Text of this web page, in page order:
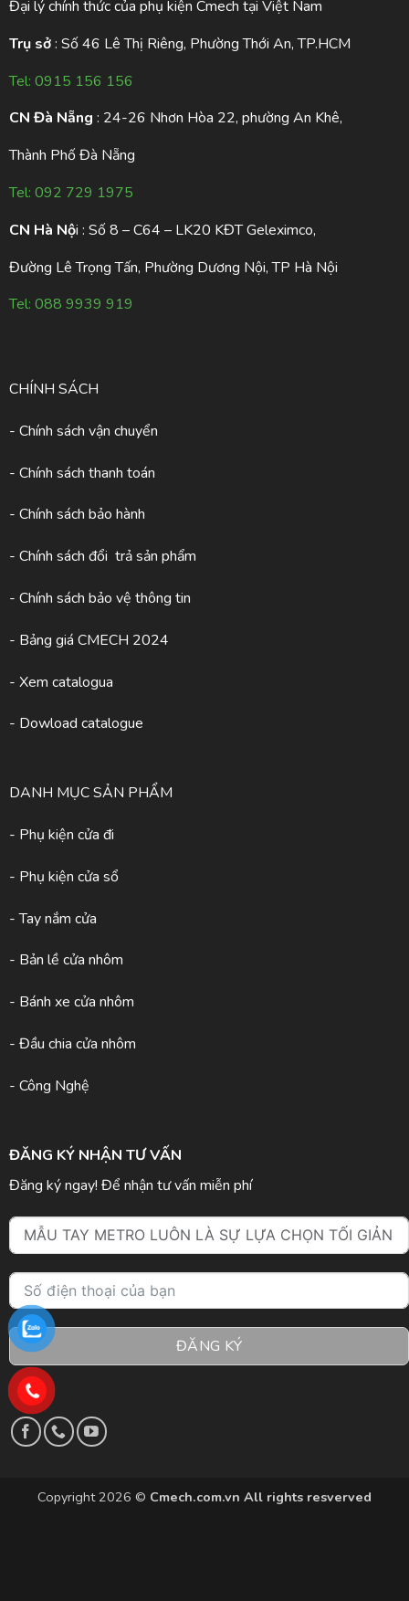
Đại lý chính thức của phụ kiện Cmech tại Việt Nam
Trụ sở: Số 46 Lê Thị Riêng, Phường Thới An, TP.HCM
Tel: 0915 156 156
CN Đà Nẵng : 24-26 Nhơn Hòa 22, phường An Khê,
Thành Phố Đà Nẵng
Tel: 092 729 1975
CN Hà Nội : Số 8 – C64 – LK20 KĐT Geleximco,
Đường Lê Trọng Tấn, Phường Dương Nội, TP Hà Nội
Tel: 088 9939 919
CHÍNH SÁCH
- Chính sách vận chuyển
- Chính sách thanh toán
- Chính sách bảo hành
- Chính sách đổi trả sản phẩm
- Chính sách bảo vệ thông tin
- Bảng giá CMECH 2024
- Xem catalogua
- Dowload catalogue
DANH MỤC SẢN PHẨM
- Phụ kiện cửa đi
- Phụ kiện cửa sổ
- Tay nắm cửa
- Bản lề cửa nhôm
- Bánh xe cửa nhôm
- Đầu chia cửa nhôm
- Công Nghệ
ĐĂNG KÝ NHẬN TƯ VẤN
Đăng ký ngay! Để nhận tư vấn miễn phí
ĐĂNG KÝ
Copyright 2026 © Cmech.com.vn All rights resverved